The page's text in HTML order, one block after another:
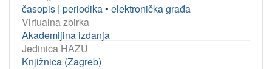
časopis | periodika • elektronička građa
Virtualna zbirka
Akademijina izdanja
Jedinica HAZU
Knjižnica (Zagreb)